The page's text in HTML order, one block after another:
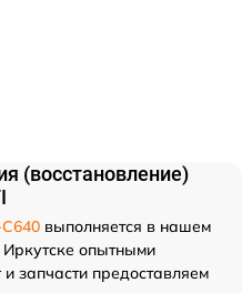
(восстановление)
выполняется в нашем
опытными
запчасти предоставляем